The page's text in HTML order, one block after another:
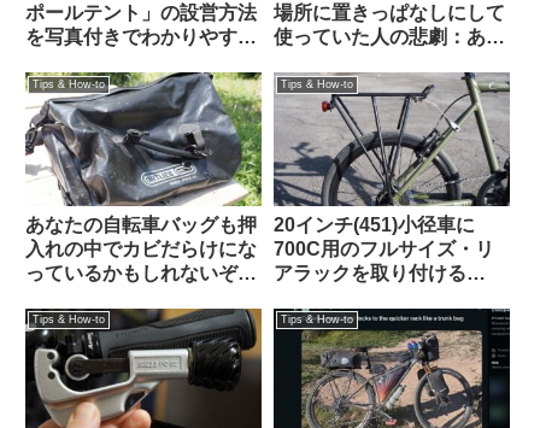
ポールテント」の設営方法
を写真付きでわかりやすく
場所に置きっぱなしにして
使っていた人の悲劇：あな
示板から）
Tips & How-to
あなたの自転車バッグも押
入れの中でカビだらけにな
っているかもしれないぞ
っておきたいメンテナン
ス】
Tips & How-to
20インチ(451)小径車に
700C用のフルサイズ・リ
アラックを取り付ける
Explorer Tubular Rack】
Tips & How-to Tips & How-to